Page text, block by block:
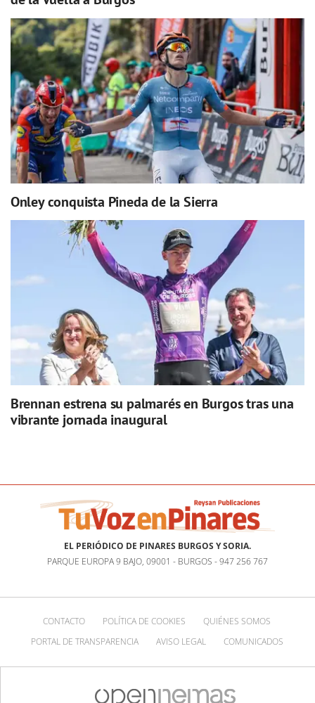
Onley conquista Pineda de la Sierra
Brennan estrena su palmarés en Burgos tras una
vibrante jornada inaugural
EL PERIÓDICO DE PINARES BURGOS Y SORIA.
PARQUE EUROPA 9 BAJO, 09001 - BURGOS - 947 256 767
CONTACTO POLÍTICA DE COOKIES
QUIÉNES SOMOS
PORTAL DE TRANSPARENCIA
AVISO LEGAL COMUNICADOS